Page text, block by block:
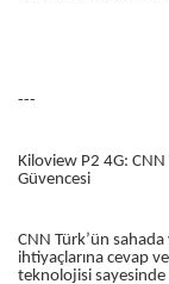
---
Kiloview P2 4G: CNN
Güvencesi
CNN Türk’ün
ihtiyaçlarına cevap
teknolojisi sayesinde